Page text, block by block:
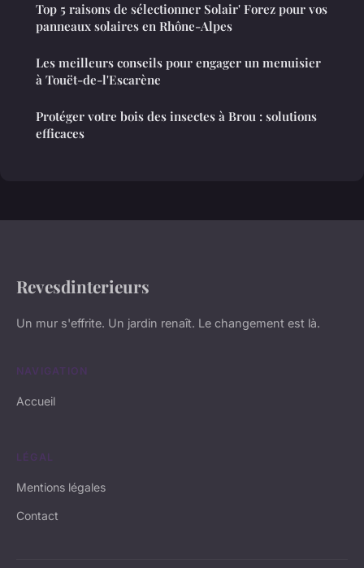
Top 5 raisons de sélectionner Solair' Forez pour vos
panneaux solaires en Rhône-Alpes
Les meilleurs conseils pour engager un menuisier
à Touët-de-l'Escarène
Protéger votre bois des insectes à Brou : solutions
efficaces
Revesdinterieurs
Un mur s'effrite. Un jardin renaît. Le changement est là.
NAVIGATION
Accueil
LÉGAL
Mentions légales
Contact